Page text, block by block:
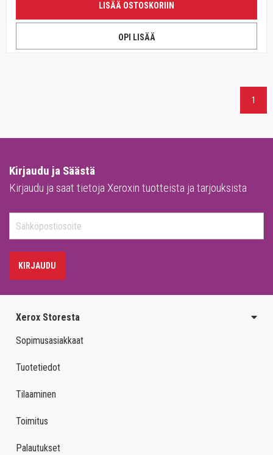
LISÄÄ OSTOSKORIIN
OPI LISÄÄ
1
Kirjaudu ja Säästä
Kirjaudu ja saat tietoja Xeroxin tuotteista ja tarjouksista
KIRJAUDU
Xerox Storesta
Sopimusasiakkaat
Tuotetiedot
Tilaaminen
Toimitus
Palautukset